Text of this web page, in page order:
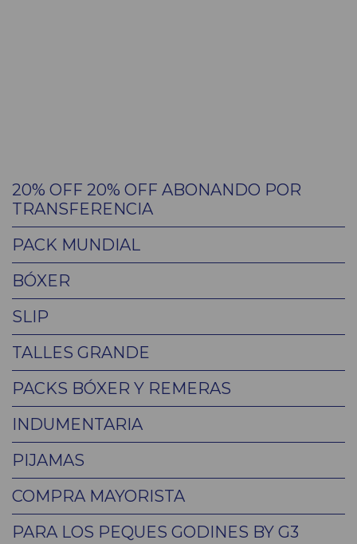
20% OFF 20% OFF ABONANDO POR
TRANSFERENCIA
PACK MUNDIAL
BÓXER
SLIP
TALLES GRANDE
PACKS BÓXER Y REMERAS
INDUMENTARIA
PIJAMAS
COMPRA MAYORISTA
PARA LOS PEQUES GODINES BY G3